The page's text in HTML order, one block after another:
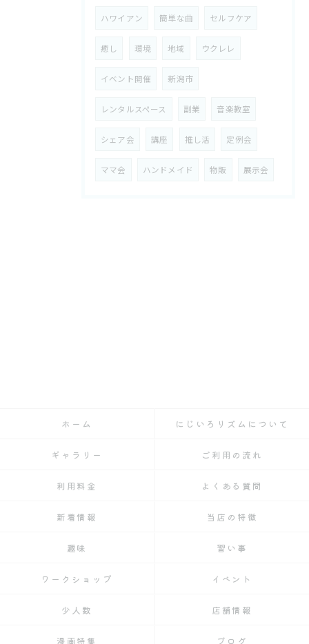
ハワイアン 簡単な曲 セルフケア
癒し 環境 地域 ウクレレ
イベント開催 新潟市
レンタルスペース 副業 音楽教室
シェア会 講座 推し活 定例会
ママ会 ハンドメイド 物販 展示会
ホーム にじいろリズムについて
ギャラリー ご利用の流れ
利用料金 よくある質問
新着情報 当店の特徴
趣味 習い事
ワークショップ イベント
少人数 店舗情報
漫画特集 ブログ